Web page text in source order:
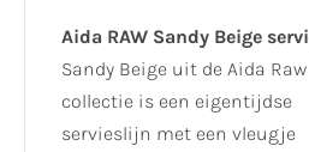
Aida RAW Sandy Beige
Sandy Beige uit de ​Aida Raw
collectie is een eigentijdse
servieslijn met een vleugje